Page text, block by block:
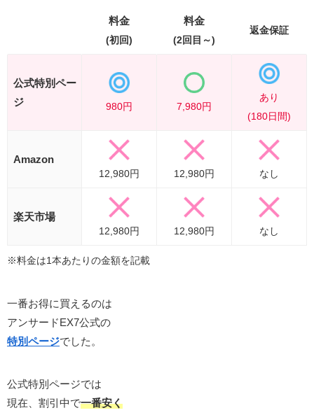
料金
(初回)
料金
(2回目～)
返金保証
公式特別ペー
ジ
980円 7,980円
あり
(180日間)
Amazon
12,980円 12,980円 なし
楽天市場
12,980円 12,980円 なし
※料金は1本あたりの金額を記載
一番お得に買えるのは
アンサードEX7公式の
特別ページでした。
公式特別ページでは
現在、割引中で一番安く